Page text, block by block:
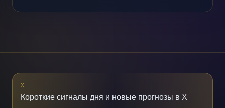
X
Короткие сигналы дня и новые прогнозы в X